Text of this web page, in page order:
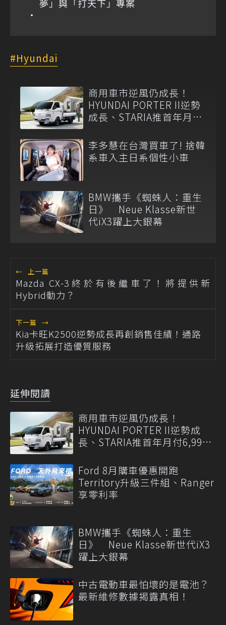
夢」與「打天下」專案
Hyundai
商用車市逆風仍成長！
HYUNDAI PORTER II逆勢
成長、STARIA推首年月付
李多慧在台灣買車了! 捨韓
系車入主日系個性小車
BMW攜手《蜘蛛人：重生
日》 Neue Klasse新世
代iX3躍上大銀幕
← 上一篇
Mazda CX-3終於有後繼車了！將提供新
Hybrid動力？
下一篇 →
Kia卡旺K2500逆勢成長再創銷售佳績！通路
升級拓展打造優質服務
延伸閱讀
商用車市逆風仍成長！
HYUNDAI PORTER II逆勢成
長、STARIA推首年月付6,999
Ford 8月購車優惠開跑
Territory升級三件組、Ranger
享零利率
BMW攜手《蜘蛛人：重生
日》 Neue Klasse新世代iX3
躍上大銀幕
中古電動車最怕壞的是電池？
最新維修數據揭露真相！